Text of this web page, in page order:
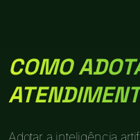
COMO